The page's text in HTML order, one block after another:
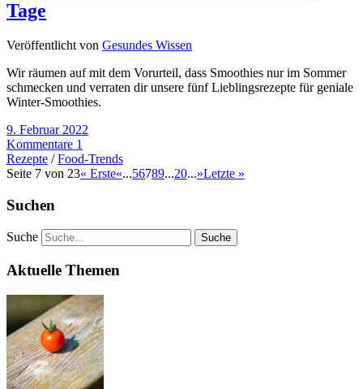
Tage
Veröffentlicht von Gesundes Wissen
Wir räumen auf mit dem Vorurteil, dass Smoothies nur im Sommer
schmecken und verraten dir unsere fünf Lieblingsrezepte für geniale
Winter-Smoothies.
9. Februar 2022
Kommentare 1
Rezepte /Food-Trends
Seite 7 von 23« Erste«...56789...20...»Letzte »
Suchen
Suche
Aktuelle Themen